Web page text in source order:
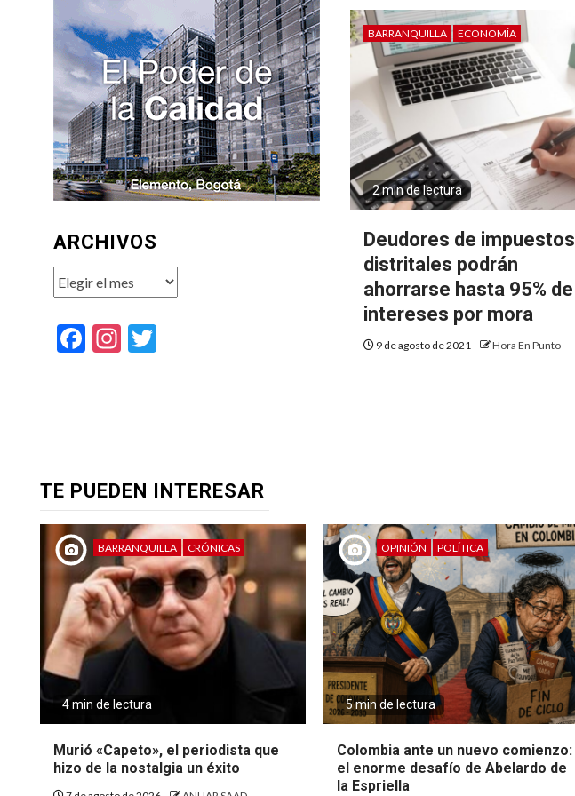
BARRANQUILLA ECONOMÍA
2 min de lectura
Deudores de impuestos
distritales podrán
ahorrarse hasta 95% de
intereses por mora
9 de agosto de 2021 Hora En Punto
ARCHIVOS
Archivos
Facebook
Instagram
TE PUEDEN INTERESAR
BARRANQUILLA CRÓNICAS
4 min de lectura
Murió «Capeto», el periodista que
hizo de la nostalgia un éxito
OPINIÓN POLÍTICA
5 min de lectura
Colombia ante un nuevo comienzo:
el enorme desafío de Abelardo de
la Espriella